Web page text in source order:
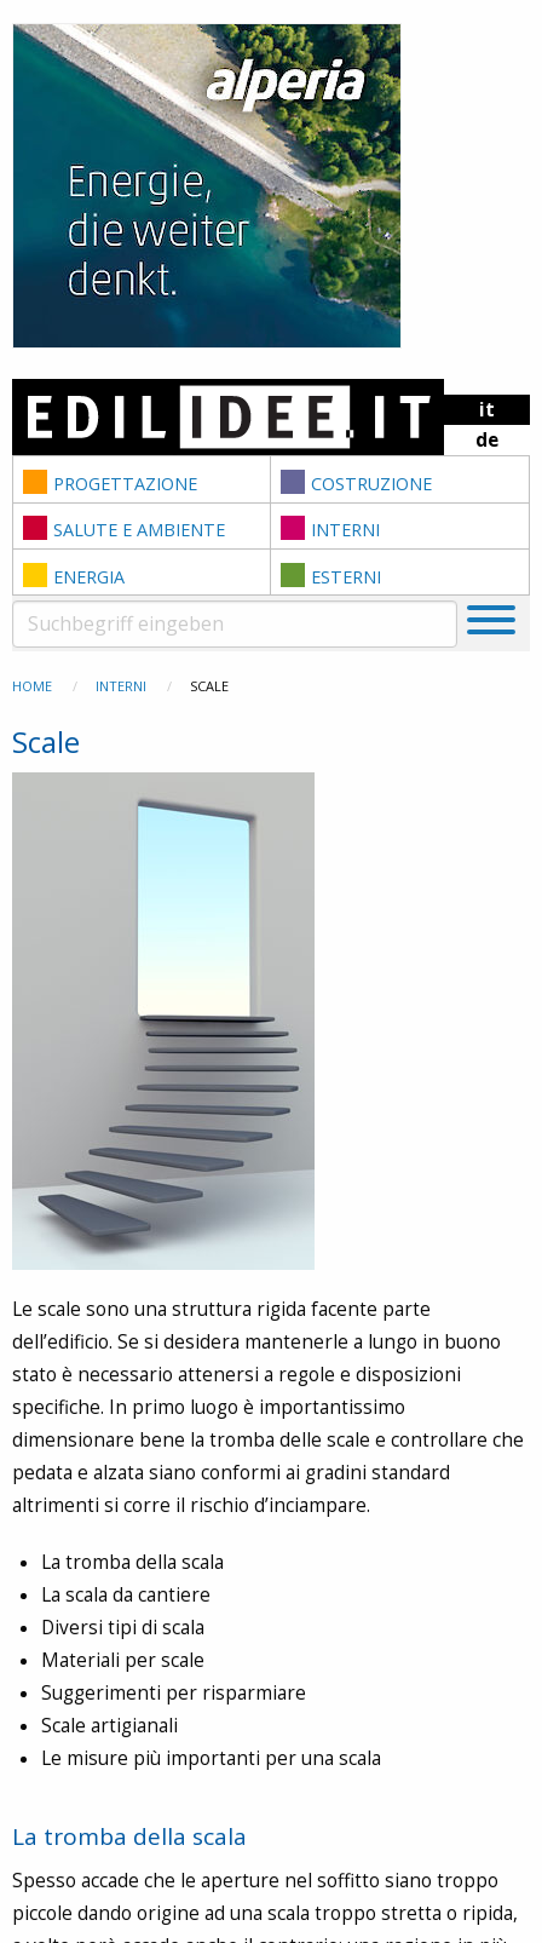
Skip to content
it
de
PROGETTAZIONE COSTRUZIONE
SALUTE E AMBIENTE INTERNI
ENERGIA ESTERNI
HOME INTERNI SCALE
Scale
Le scale sono una struttura rigida facente parte
dell’edificio. Se si desidera mantenerle a lungo in buono
stato è necessario attenersi a regole e disposizioni
specifiche. In primo luogo è importantissimo
dimensionare bene la tromba delle scale e controllare che
pedata e alzata siano conformi ai gradini standard
altrimenti si corre il rischio d’inciampare.
La tromba della scala
La scala da cantiere
Diversi tipi di scala
Materiali per scale
Suggerimenti per risparmiare
Scale artigianali
Le misure più importanti per una scala
La tromba della scala
Spesso accade che le aperture nel soffitto siano troppo
piccole dando origine ad una scala troppo stretta o ripida,